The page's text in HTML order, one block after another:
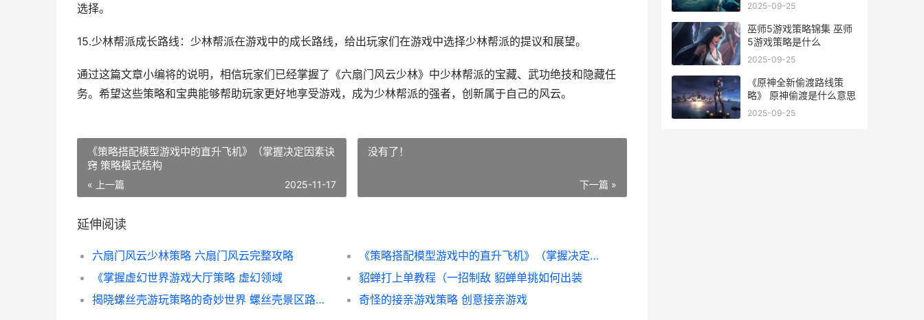
选择。
15.少林帮派成长路线：少林帮派在游戏中的成长路线，给出玩家们在游戏中选择少林帮派的提议和展望。
通过这篇文章小编将的说明，相信玩家们已经掌握了《六扇门风云少林》中少林帮派的宝藏、武功绝技和隐藏任
务。希望这些策略和宝典能够帮助玩家更好地享受游戏，成为少林帮派的强者，创新属于自己的风云。
《策略搭配模型游戏中的直升飞机》（掌握决定因素诀
窍 策略模式结构
« 上一篇 2025-11-17
没有了！
下一篇 »
延伸阅读
六扇门风云少林策略 六扇门风云完整攻略
《策略搭配模型游戏中的直升飞机》（掌握决定因素诀窍 策略模式结构
《掌握虚幻世界游戏大厅策略 虚幻领域
貂蝉打上单教程（一招制敌 貂蝉单挑如何出装
揭晓螺丝壳游玩策略的奇妙世界 螺丝壳景区路好走吗
奇怪的接亲游戏策略 创意接亲游戏
2025-09-25
巫师5游戏策略锦集 巫师
5游戏策略是什么
2025-09-25
《原神全新偷渡路线策
略》 原神偷渡是什么意思
2025-09-25